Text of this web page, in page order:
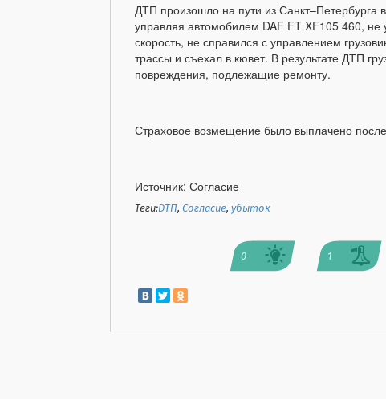
ДТП произошло на пути из Санкт–Петербурга
управляя автомобилем DAF FT XF105 460, не
скорость, не справился с управлением
трассы и съехал в кювет. В результате ДТП
повреждения, подлежащие ремонту.
Страховое возмещение было выплачено
Источник: Согласие
Теги:ДТП,Согласие,убыток
0 1